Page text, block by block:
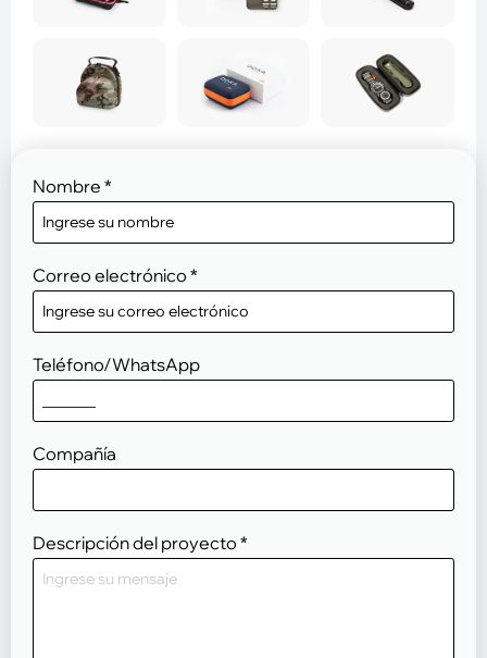
Nombre *
Correo electrónico *
Teléfono/WhatsApp
Compañía
Descripción del proyecto *